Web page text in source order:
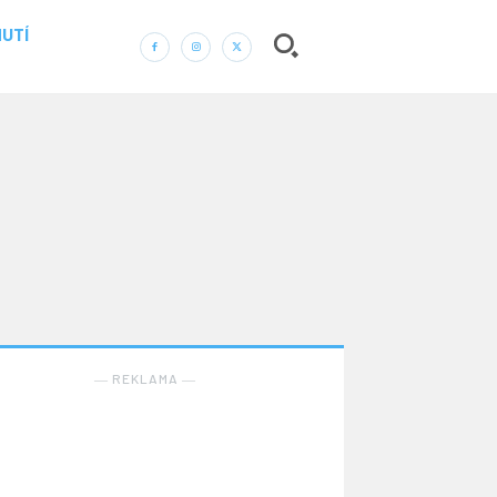
Náš web nabízí komplexní informace a rady pro
různých onemocněních, přínosné zdravotní praktiky,
― REKLAMA ―